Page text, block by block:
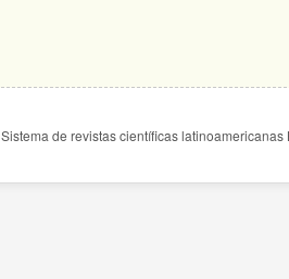
Sistema de revistas científicas